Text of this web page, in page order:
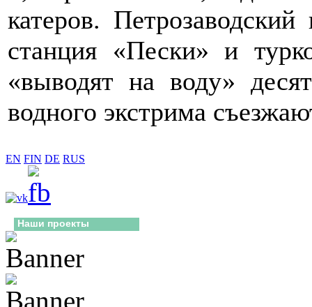
катеров.
станция «Пески» и
«выводят на воду»
водного экстрима
EN FIN DE RUS
Наши проекты